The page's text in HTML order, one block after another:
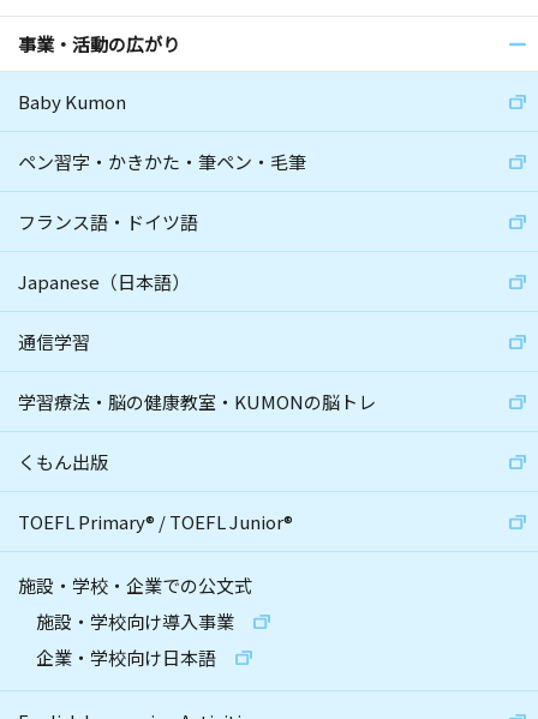
事業・活動の広がり
Baby Kumon
ペン習字・かきかた・筆ペン・毛筆
フランス語・ドイツ語
Japanese（日本語）
通信学習
学習療法・脳の健康教室・KUMONの脳トレ
くもん出版
TOEFL Primary® /TOEFL Junior®
施設・学校・企業での公文式
施設・学校向け導入事業
企業・学校向け日本語